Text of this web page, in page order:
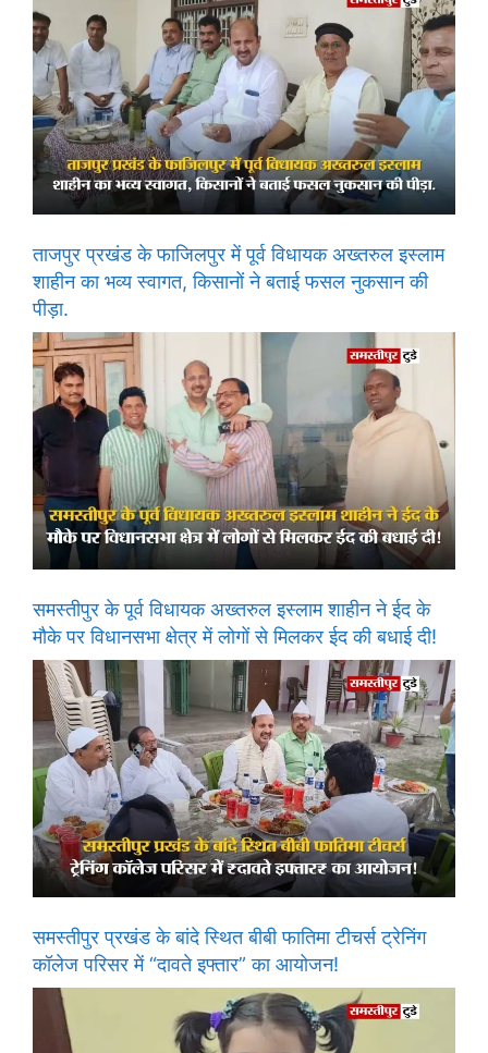
ताजपुर प्रखंड के फाजिलपुर में पूर्व विधायक अख्तरुल इस्लाम
शाहीन का भव्य स्वागत, किसानों ने बताई फसल नुकसान की
पीड़ा.
समस्तीपुर के पूर्व विधायक अख्तरुल इस्लाम शाहीन ने ईद के
मौके पर विधानसभा क्षेत्र में लोगों से मिलकर ईद की बधाई दी!
समस्तीपुर प्रखंड के बांदे स्थित बीबी फातिमा टीचर्स ट्रेनिंग
कॉलेज परिसर में “दावते इफ्तार” का आयोजन!